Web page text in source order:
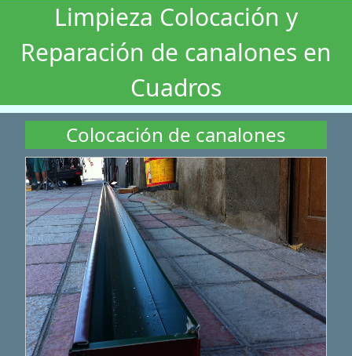
Limpieza Colocación y
Reparación de canalones en
Cuadros
Colocación de canalones